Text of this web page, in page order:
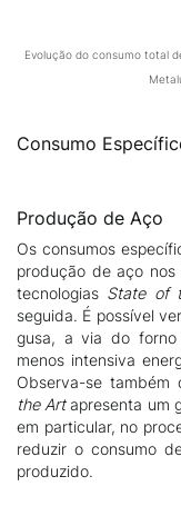
Evolução do consumo total
Consumo
Produção de Aço
Os consumos
produção de aço nos
tecnologias State of
seguida. É possível
gusa, a via do forno
menos intensiva
Observa-se também
the Artapresenta um
em particular, no
reduzir o consumo
produzido.